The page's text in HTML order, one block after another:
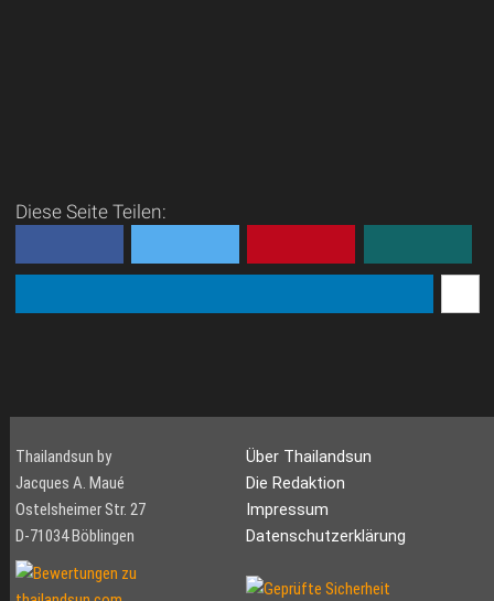
Diese Seite Teilen:
Thailandsun by
Jacques A. Maué
Ostelsheimer Str. 27
D-71034 Böblingen
Über Thailandsun
Die Redaktion
Impressum
Datenschutzerklärung